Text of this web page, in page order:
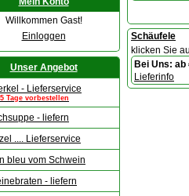
Willkommen Gast!
Einloggen
Unser Angebot
- Lieferservice
Tage vorbestellen
- liefern
.... Lieferservice
bleu vom Schwein
- liefern
Schäufele
klicken Sie
Bei Uns: ab
Lieferinfo